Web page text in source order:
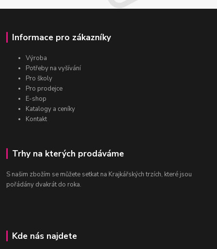
Informace pro zákazníky
Výroba
Potřeby na vyšívání
Pro školy
Pro prodejce
E-shop
Katalogy a ceníky
Kontakt
Trhy na kterých prodáváme
S našim zbožím se můžete setkat na Krajkářských trzích, které jsou
pořádány dvakrát do roka.
Kde nás najdete